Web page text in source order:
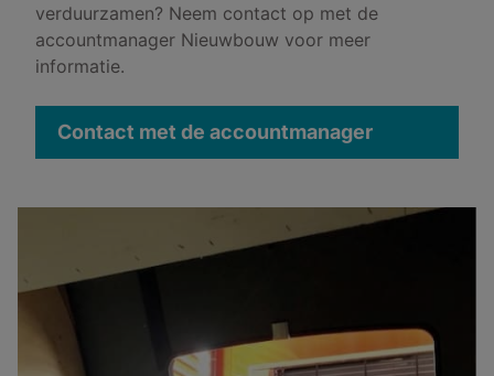
verduurzamen? Neem contact op met de
accountmanager Nieuwbouw voor meer
informatie.
Contact met de accountmanager